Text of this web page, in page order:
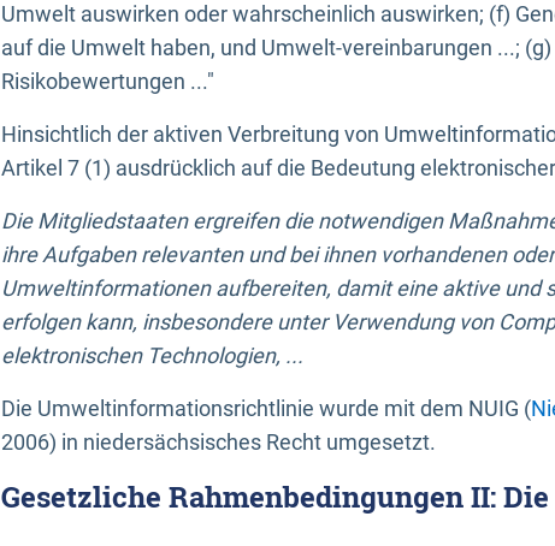
Umwelt auswirken oder wahrscheinlich auswirken; (f)
auf die Umwelt haben, und Umwelt-vereinbarungen ...;
Risikobewertungen ..."
Hinsichtlich der aktiven Verbreitung von
Artikel 7 (1) ausdrücklich auf die Bedeutung
Die Mitgliedstaaten ergreifen die notwendigen
ihre Aufgaben relevanten und bei ihnen vorhandenen
Umweltinformationen aufbereiten, damit eine aktive und
erfolgen kann, insbesondere unter Verwendung von
elektronischen Technologien, ...
Die Umweltinformationsrichtlinie wurde mit dem NUIG (
2006) in niedersächsisches Recht umgesetzt.
Gesetzliche Rahmenbedingungen II: